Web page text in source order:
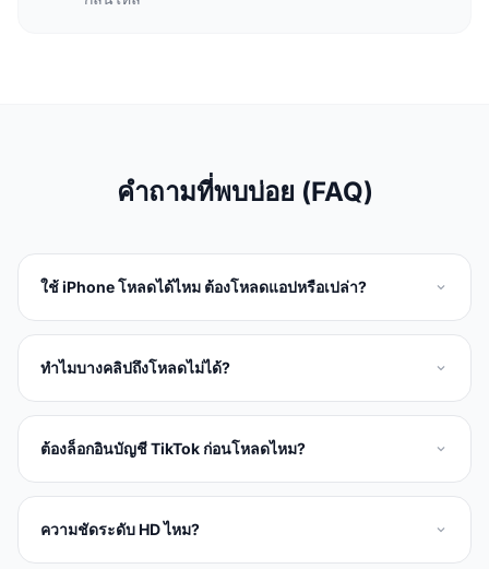
คำถามที่พบบ่อย (FAQ)
ใช้ iPhone โหลดได้ไหม ต้องโหลดแอปหรือเปล่า?
ทำไมบางคลิปถึงโหลดไม่ได้?
ต้องล็อกอินบัญชี TikTok ก่อนโหลดไหม?
ความชัดระดับ HD ไหม?